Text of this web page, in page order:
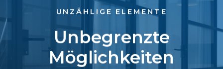
UNZÄHLIGE ELEMENTE
Unbegrenzte
Möglichkeiten